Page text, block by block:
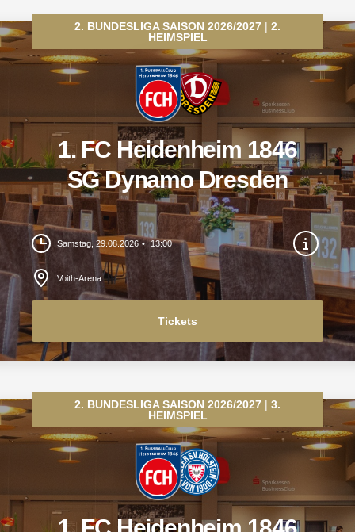
2. BUNDESLIGA SAISON 2026/2027
2.
HEIMSPIEL
1. FC Heidenheim 1846
SG Dynamo Dresden
Samstag, 29.08.2026 13:00
Voith-Arena
Tickets
2. BUNDESLIGA SAISON 2026/2027
3.
HEIMSPIEL